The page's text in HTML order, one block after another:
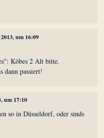
um 16:09
Köbes 2 Alt bitte.
dann passiert!
um 17:10
so in Düsseldorf, oder sinds